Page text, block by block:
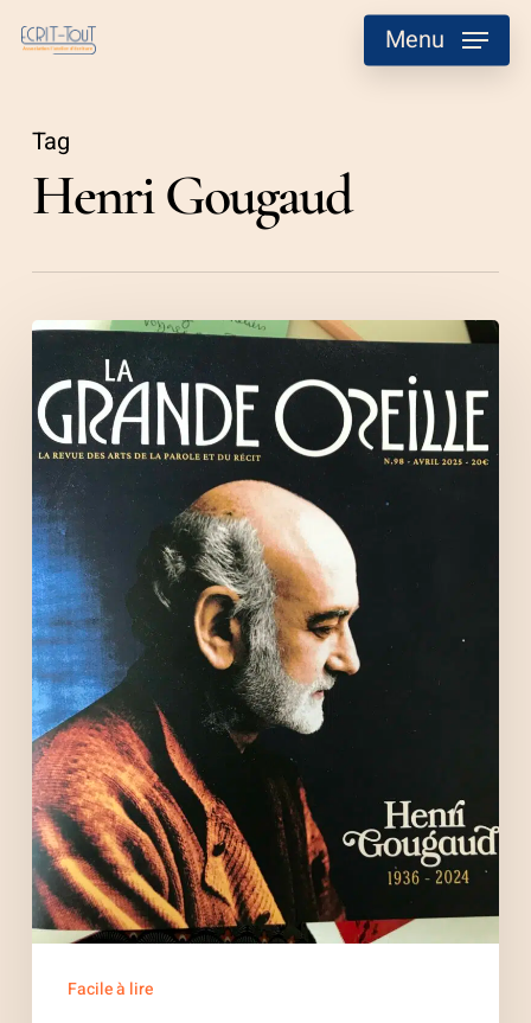
Skip
content
Menu
Tag
Henri Gougaud
La
Grande
Oreille
Facile à lire